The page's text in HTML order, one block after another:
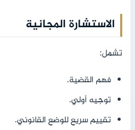
الاستشارة المجانية
تشمل:
فهم القضية.
توجيه أولي.
تقييم سريع للوضع القانوني.